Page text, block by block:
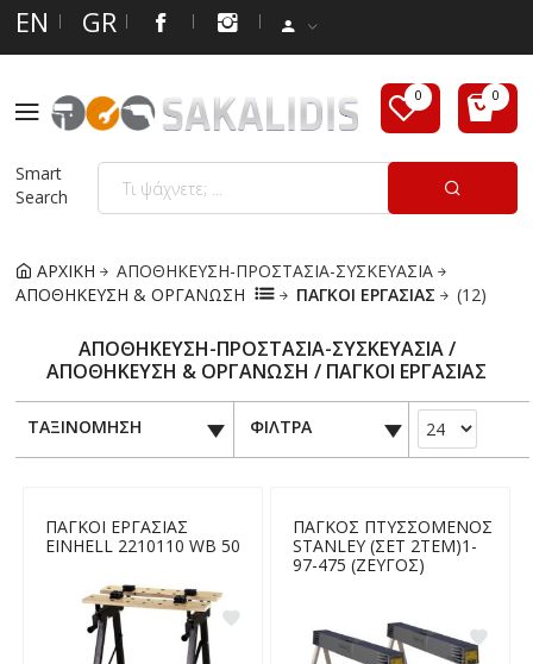
EN GR
Smart
Search
ΑΡΧΙΚΗ
ΑΠΟΘΗΚΕΥΣΗ-ΠΡΟΣΤΑΣΙΑ-ΣΥΣΚΕΥΑΣΙΑ
ΑΠΟΘΗΚΕΥΣΗ & ΟΡΓΑΝΩΣΗ
ΠΑΓΚΟΙ ΕΡΓΑΣΙΑΣ (12)
ΑΠΟΘΗΚΕΥΣΗ-ΠΡΟΣΤΑΣΙΑ-ΣΥΣΚΕΥΑΣΙΑ /
ΑΠΟΘΗΚΕΥΣΗ & ΟΡΓΑΝΩΣΗ / ΠΑΓΚΟΙ ΕΡΓΑΣΙΑΣ
ΤΑΞΙΝΟΜΗΣΗ ΦΙΛΤΡΑ
ΠΑΓΚΟΙ ΕΡΓΑΣΙΑΣ
EINHELL 2210110 WB 50
ΠΑΓΚΟΣ ΠΤΥΣΣΟΜΕΝΟΣ
STANLEY (ΣΕΤ 2ΤΕΜ)1-
97-475 (ΖΕΥΓΟΣ)